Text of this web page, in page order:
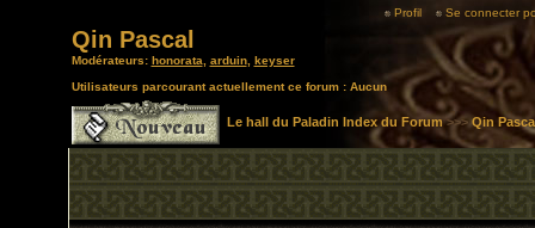
Profil
Se connecter
Qin Pascal
Modérateurs: honorata arduin, keyser
Utilisateurs parcourant actuellement ce forum : Aucun
Le hall du Paladin Index du Forum>>> Qin